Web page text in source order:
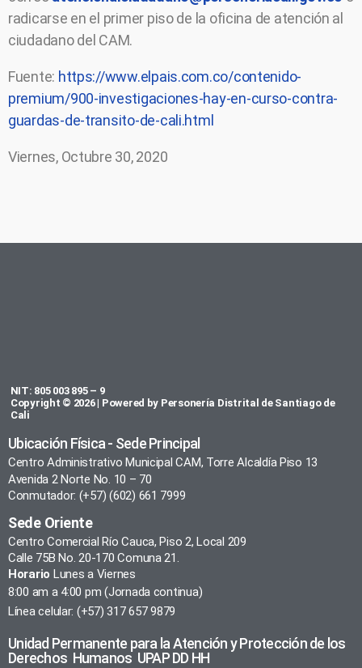
radicarse en el primer piso de la oficina de atención al
ciudadano del CAM.
Fuente: https://www.elpais.com.co/contenido-
premium/900-investigaciones-hay-en-curso-contra-
guardas-de-transito-de-cali.html
Viernes, Octubre 30, 2020
NIT: 805 003 895 – 9
Copyright © 2026 | Powered by Personería Distrital de Santiago de
Cali
Ubicación Física - Sede Principal
Centro Administrativo Municipal CAM, Torre Alcaldía Piso 13
Avenida 2 Norte No. 10 – 70
Conmutador: (+57) (602) 661 7999
Sede Oriente
Centro Comercial Río Cauca, Piso 2, Local 209
Calle 75B No. 20-170 Comuna 21.
Horario Lunes a Viernes
8:00 am a 4:00 pm (Jornada continua)
Línea celular: (+57) 317 657 9879
Unidad Permanente para la Atención y Protección de los
Derechos Humanos UPAP DD HH